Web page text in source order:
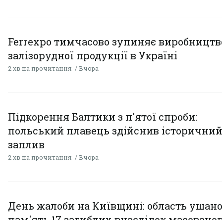
Ferrexpo тимчасово зупиняє
залізорудної продукції в Україні
2 хв на прочитання Вчора
Підкорення Балтики з п'ятої спроби:
польський плавець здійснив історичний
заплив
2 хв на прочитання Вчора
День жалоби на Київщині: область